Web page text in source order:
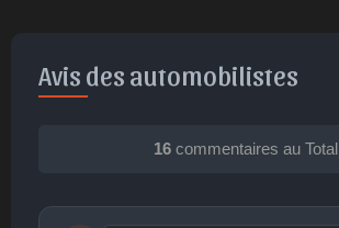
Avis des automobilistes
16 commentaires au Total